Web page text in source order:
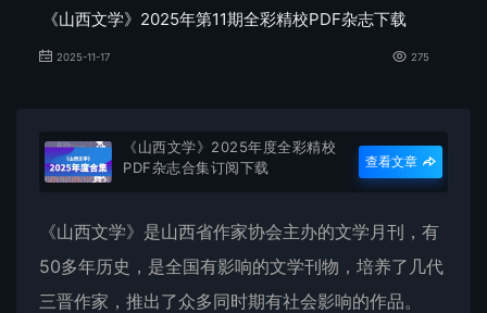
《山西文学》2025年第11期全彩精校PDF杂志下载
2025-11-17 275
《山西文学》2025年度全彩精校
PDF杂志合集订阅下载
查看文章
《山西文学》是山西省作家协会主办的文学月刊，有
50多年历史，是全国有影响的文学刊物，培养了几代
三晋作家，推出了众多同时期有社会影响的作品。